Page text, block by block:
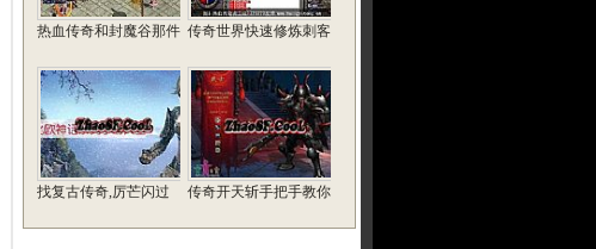
热血传奇和封魔谷那件 传奇世界快速修炼刺客
找复古传奇,厉芒闪过 传奇开天斩手把手教你